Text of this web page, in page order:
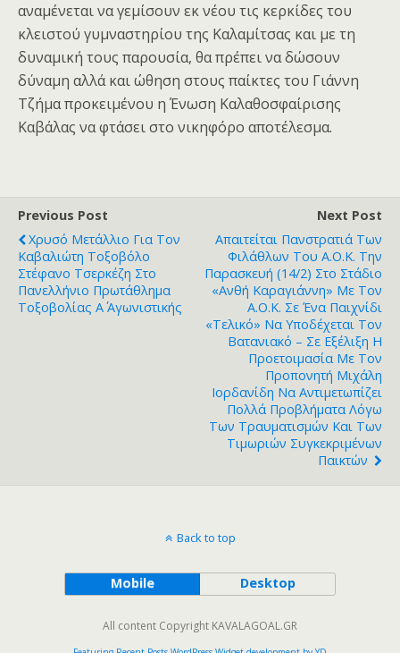
αναμένεται να γεμίσουν εκ νέου τις κερκίδες του
κλειστού γυμναστηρίου της Καλαμίτσας και με τη
δυναμική τους παρουσία, θα πρέπει να δώσουν
δύναμη αλλά και ώθηση στους παίκτες του Γιάννη
Τζήμα προκειμένου η Ένωση Καλαθοσφαίρισης
Καβάλας να φτάσει στο νικηφόρο αποτέλεσμα.
Previous Post
Χρυσό Μετάλλιο Για Τον
Καβαλιώτη Τοξοβόλο
Στέφανο Τσερκέζη Στο
Πανελλήνιο Πρωτάθλημα
Τοξοβολίας Α΄ Αγωνιστικής
Next Post
Απαιτείται Πανστρατιά Των
Φιλάθλων Του Α.Ο.Κ. Την
Παρασκευή (14/2) Στο Στάδιο
«Ανθή Καραγιάννη» Με Τον
Α.Ο.Κ. Σε Ένα Παιχνίδι
«τελικό» Να Υποδέχεται Τον
Βατανιακό – Σε Εξέλιξη Η
Προετοιμασία Με Τον
Προπονητή Μιχάλη
Ιορδανίδη Να Αντιμετωπίζει
Πολλά Προβλήματα Λόγω
Των Τραυματισμών Και Των
Τιμωριών Συγκεκριμένων
Παικτών
Back to top
Mobile Desktop
All content Copyright KAVALAGOAL.GR